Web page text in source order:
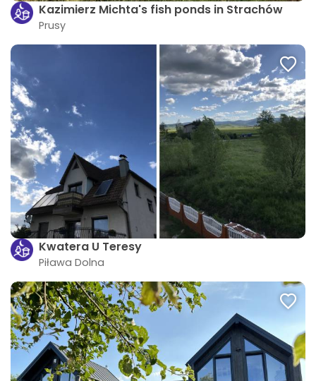
Kazimierz Michta's fish ponds in Strachów
Prusy
Kwatera U Teresy
Piława Dolna